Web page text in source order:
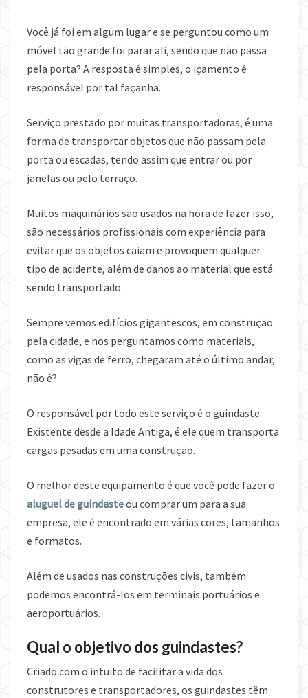
Você já foi em algum lugar e se perguntou como um
móvel tão grande foi parar ali, sendo que não passa
pela porta? A resposta é simples, o içamento é
responsável por tal façanha.
Serviço prestado por muitas transportadoras, é uma
forma de transportar objetos que não passam pela
porta ou escadas, tendo assim que entrar ou por
janelas ou pelo terraço.
Muitos maquinários são usados na hora de fazer isso,
são necessários profissionais com experiência para
evitar que os objetos caiam e provoquem qualquer
tipo de acidente, além de danos ao material que está
sendo transportado.
Sempre vemos edifícios gigantescos, em construção
pela cidade, e nos perguntamos como materiais,
como as vigas de ferro, chegaram até o último andar,
não é?
O responsável por todo este serviço é o guindaste.
Existente desde a Idade Antiga, é ele quem transporta
cargas pesadas em uma construção.
O melhor deste equipamento é que você pode fazer o
aluguel de guindasteou comprar um para a sua
empresa, ele é encontrado em várias cores, tamanhos
e formatos.
Além de usados nas construções civis, também
podemos encontrá-los em terminais portuários e
aeroportuários.
Qual o objetivo dos guindastes?
Criado com o intuito de facilitar a vida dos
construtores e transportadores, os guindastes têm